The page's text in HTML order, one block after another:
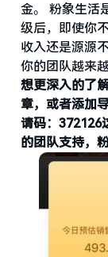
金。 粉象生活
级后，即使你
收入还是源源
你的团队越来
想更深入的了
章，或者添加
请码：372126
的团队支持，